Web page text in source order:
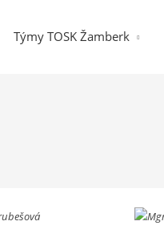
Týmy TOSK Žamberk